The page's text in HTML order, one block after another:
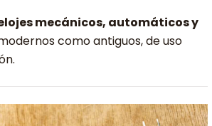
mecánicos, automáticos y
como antiguos, de uso